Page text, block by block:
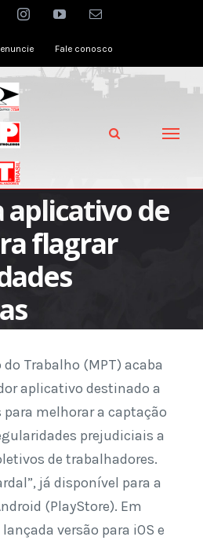
instagramyoutubeEmail
Fale conosco
aplicativo de
flagrar
Trabalho (MPT) acaba
aplicativo destinado a
melhorar a captação
prejudiciais a
de trabalhadores.
já disponível para a
(PlayStore). Em
versão para iOS e